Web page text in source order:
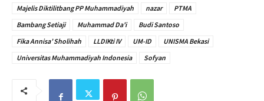
Majelis Diktilitbang PP Muhammadiyah
nazar
PTMA
Bambang Setiaji
Muhammad Da'i
Budi Santoso
Fika Annisa’ Sholihah
LLDIKti IV UM-ID
UNISMA Bekasi
Universitas Muhammadiyah Indonesia
Sofyan